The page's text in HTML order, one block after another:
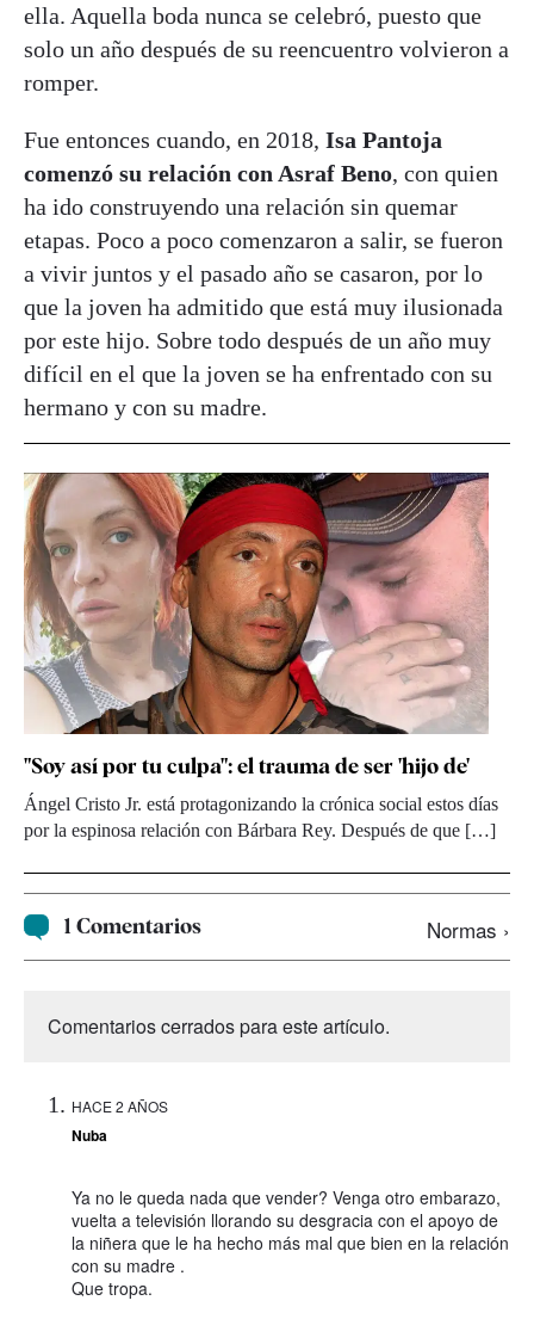
ella. Aquella boda nunca se celebró, puesto que
solo un año después de su reencuentro volvieron a
romper.
Fue entonces cuando, en 2018, Isa Pantoja
comenzó su relación con Asraf Beno, con quien
ha ido construyendo una relación sin quemar
etapas. Poco a poco comenzaron a salir, se fueron
a vivir juntos y el pasado año se casaron, por lo
que la joven ha admitido que está muy ilusionada
por este hijo. Sobre todo después de un año muy
difícil en el que la joven se ha enfrentado con su
hermano y con su madre.
"Soy así por tu culpa": el trauma de ser 'hijo de'
Ángel Cristo Jr. está protagonizando la crónica social estos días
por la espinosa relación con Bárbara Rey. Después de que […]
1 Comentarios Normas ›
Comentarios cerrados para este artículo.
HACE 2 AÑOS
Nuba
Ya no le queda nada que vender? Venga otro embarazo,
vuelta a televisión llorando su desgracia con el apoyo de
la niñera que le ha hecho más mal que bien en la relación
con su madre .
Que tropa.